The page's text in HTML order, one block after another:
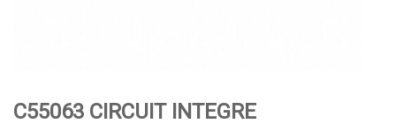
C55063 CIRCUIT INTEGRE